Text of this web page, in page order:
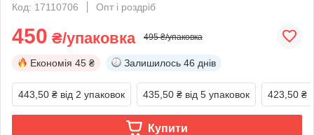
Код: 17110706
Опт і роздріб
450 ₴/упаковка 495 ₴/упаковка
Економія 45 ₴ Залишилось 46 днів
443,50 ₴ від 2 упаковок 435,50 ₴ від 5 упаковок 423,50 ₴
Купити